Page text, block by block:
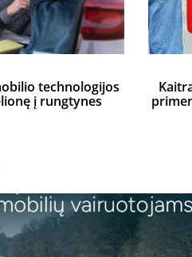
technologijos
į rungtynes